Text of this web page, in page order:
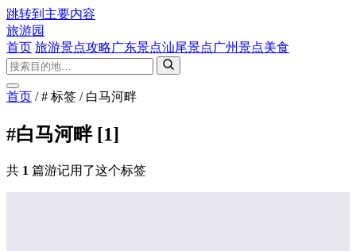
跳转到主要内容
旅游园
首页 旅游景点攻略广东景点汕尾景点广州景点美食
首页 / # 标签 / 白马河畔
#白马河畔 [1]
共 1 篇游记用了这个标签